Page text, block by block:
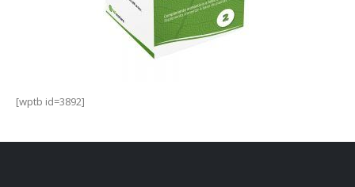
[wptb id=3892]